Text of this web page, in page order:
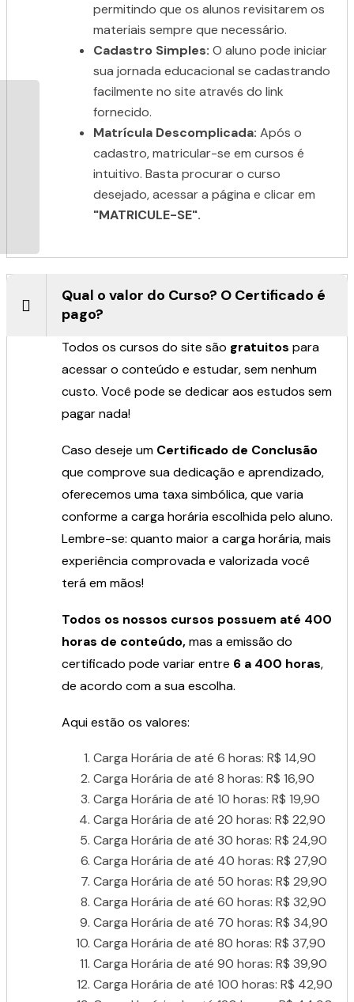
permitindo que os alunos revisitarem os
materiais sempre que necessário.
Cadastro Simples: O aluno pode iniciar
sua jornada educacional se cadastrando
facilmente no site através do link
fornecido.
Matrícula Descomplicada: Após o
cadastro, matricular-se em cursos é
intuitivo. Basta procurar o curso
desejado, acessar a página e clicar em
"MATRICULE-SE".
Qual o valor do Curso? O Certificado é
pago?
Todos os cursos do site são gratuitos para
acessar o conteúdo e estudar, sem nenhum
custo. Você pode se dedicar aos estudos sem
pagar nada!
Caso deseje um Certificado de Conclusão
que comprove sua dedicação e aprendizado,
oferecemos uma taxa simbólica, que varia
conforme a carga horária escolhida pelo aluno.
Lembre-se: quanto maior a carga horária, mais
experiência comprovada e valorizada você
terá em mãos!
Todos os nossos cursos possuem até 400
horas de conteúdo,mas a emissão do
certificado pode variar entre 6 a 400 horas,
de acordo com a sua escolha.
Aqui estão os valores:
Carga Horária de até 6 horas: R$ 14,90
Carga Horária de até 8 horas: R$ 16,90
Carga Horária de até 10 horas: R$ 19,90
Carga Horária de até 20 horas: R$ 22,90
Carga Horária de até 30 horas: R$ 24,90
Carga Horária de até 40 horas: R$ 27,90
Carga Horária de até 50 horas: R$ 29,90
Carga Horária de até 60 horas: R$ 32,90
Carga Horária de até 70 horas: R$ 34,90
Carga Horária de até 80 horas: R$ 37,90
Carga Horária de até 90 horas: R$ 39,90
Carga Horária de até 100 horas: R$ 42,90